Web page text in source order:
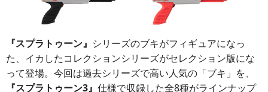
『スプラトゥーン』 シリーズのブキがフィギュアになっ
た、イカしたコレクションシリーズがセレクション版にな
って登場。今回は過去シリーズで高い人気の「ブキ」を、
『スプラトゥーン3』 仕様で収録した全8種がラインナップ